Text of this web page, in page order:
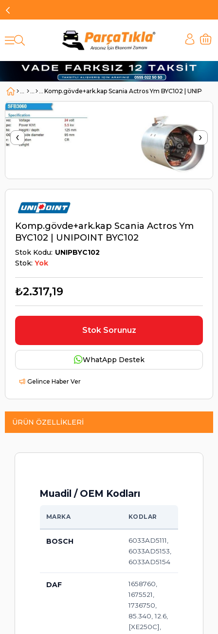
Komp.gövde+ark.kap Scania Actros Ym BYC102 | UNIPOINT
‹ ›
Komp.gövde+ark.kap Scania Actros Ym
BYC102 | UNIPOINT BYC102
Stok Kodu UNIPBYC102
Stok: Yok
₺2.317,19
Stok Sorunuz
WhatApp Destek
Gelince Haber Ver
ÜRÜN ÖZELLIKLERI
Muadil / OEM Kodları
MARKA KODLAR
BOSCH
6033AD5111,
6033AD5153,
6033AD5154
DAF
1658760,
1675521,
1736750,
85.340, 12.6,
[XE250C],